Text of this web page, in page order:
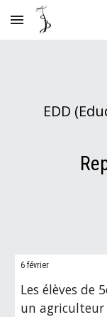
Skip to main content
EDD
6 février
Les élèves de
un